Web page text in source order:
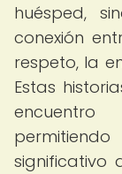
huésped,
conexión
respeto, la
Estas
significativo